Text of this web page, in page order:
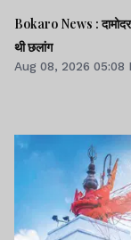
Bokaro News : दामोदर
थी छलांग
Aug 08, 2026 05:08